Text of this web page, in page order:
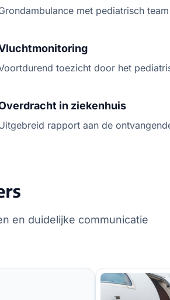
met pediatrisch
toezicht door het
in ziekenhuis
rapport aan de
en duidelijke communicatie